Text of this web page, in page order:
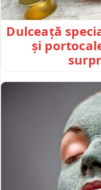
Dulceață
și